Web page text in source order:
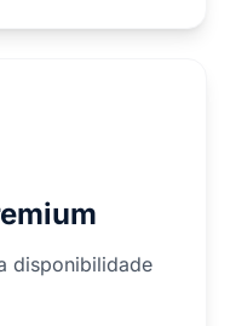
disponibilidade